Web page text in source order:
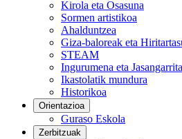
Kirola eta Osasuna
Sormen artistikoa
Ahalduntzea
Giza-baloreak eta
STEAM
Ingurumena eta
Ikastolatik mundura
Historikoa
Orientazioa
Guraso Eskola
Zerbitzuak